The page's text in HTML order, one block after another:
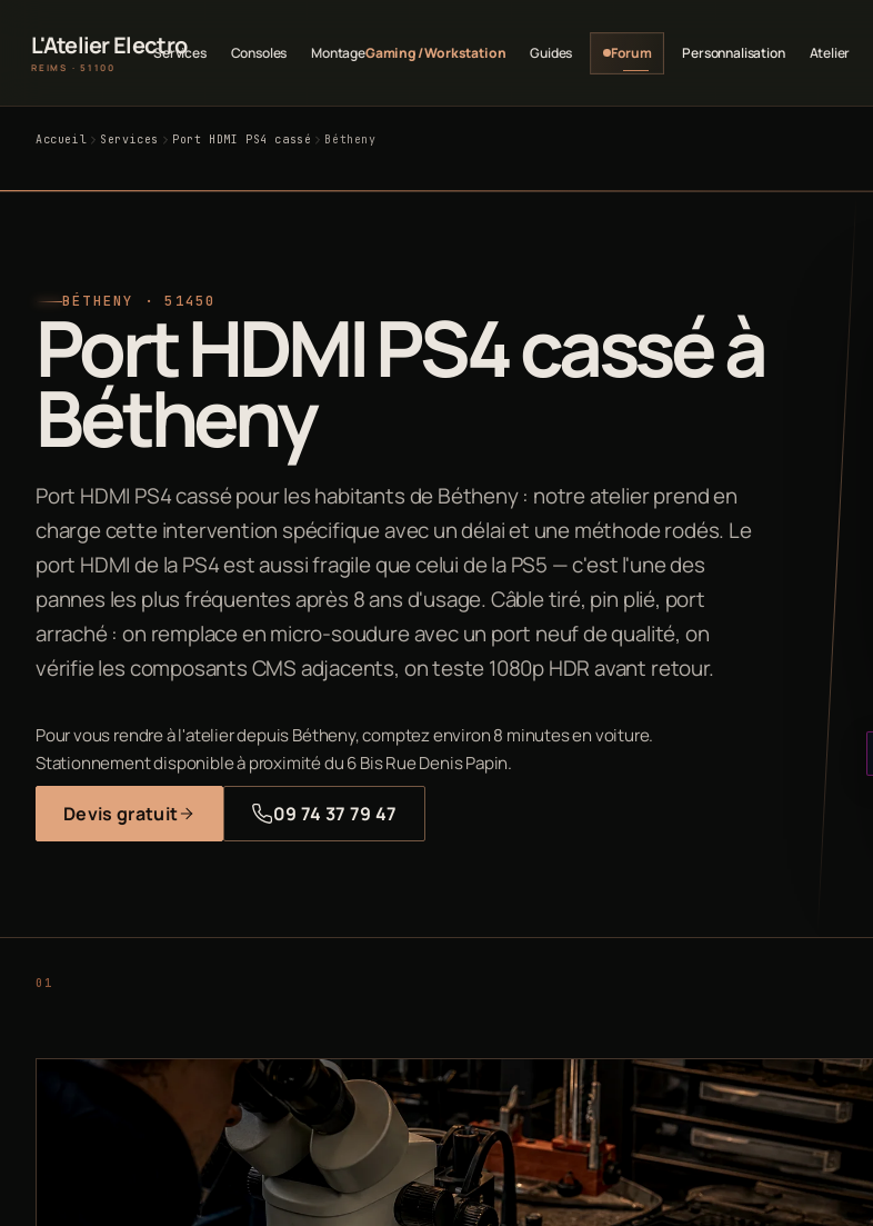
L'Atelier Electro
REIMS · 51100
Services Consoles MontageGaming / Workstation Guides Forum Personnalisation Atelier
Accueil Services Port HDMI PS4 cassé Bétheny
BÉTHENY · 51450
Port HDMI PS4 cassé à
Bétheny
Port HDMI PS4 cassé pour les habitants de Bétheny : notre atelier prend en
charge cette intervention spécifique avec un délai et une méthode rodés. Le
port HDMI de la PS4 est aussi fragile que celui de la PS5 — c'est l'une des
pannes les plus fréquentes après 8 ans d'usage. Câble tiré, pin plié, port
arraché : on remplace en micro-soudure avec un port neuf de qualité, on
vérifie les composants CMS adjacents, on teste 1080p HDR avant retour.
Pour vous rendre à l'atelier depuis Bétheny, comptez environ 8 minutes en voiture.
Stationnement disponible à proximité du 6 Bis Rue Denis Papin.
Devis gratuit 09 74 37 79 47